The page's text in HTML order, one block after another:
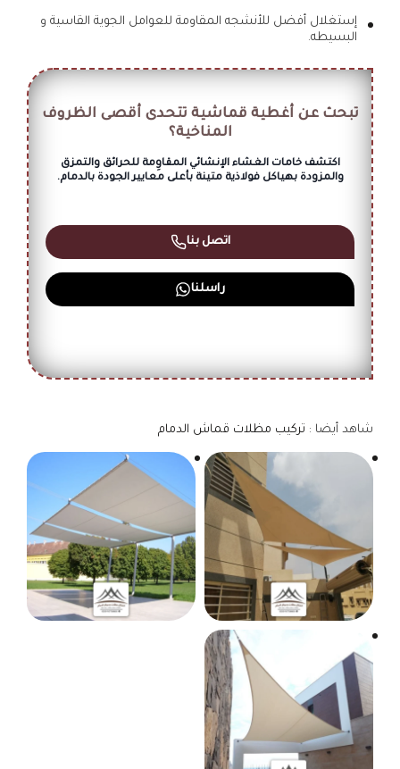
إستغلال أفضل للأنشجه المقاومة للعوامل الجوية القاسية و
البسيطه.
تبحث عن أغطية قماشية تتحدى أقصى الظروف
المناخية؟
اكتشف خامات الغشاء الإنشائي المقاوِمة للحرائق والتمزق
والمزودة بهياكل فولاذية متينة بأعلى معايير الجودة بالدمام.
اتصل بنا
راسلنا
شاهد أيضا : تركيب مظلات قماش الدمام